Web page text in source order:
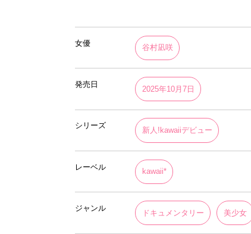
女優
谷村凪咲
発売日
2025年10月7日
シリーズ
新人!kawaiiデビュー
レーベル
kawaii*
ジャンル
ドキュメンタリー 美少女